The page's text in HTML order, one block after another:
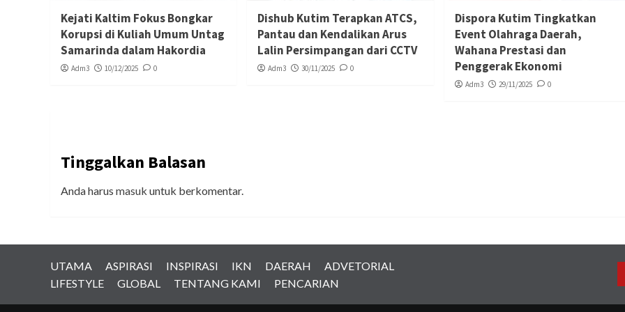
Kejati Kaltim Fokus Bongkar
Korupsi di Kuliah Umum Untag
Samarinda dalam Hakordia
Adm3 10/12/2025 0
Dishub Kutim Terapkan ATCS,
Pantau dan Kendalikan Arus
Lalin Persimpangan dari CCTV
Adm3 30/11/2025 0
Dispora Kutim Tingkatkan
Event Olahraga Daerah,
Wahana Prestasi dan
Penggerak Ekonomi
Adm3 29/11/2025 0
Tinggalkan Balasan
Anda harus masuk untuk berkomentar.
UTAMA ASPIRASI INSPIRASI IKN DAERAH
ADVETORIAL
LIFESTYLE
GLOBAL TENTANG KAMI PENCARIAN